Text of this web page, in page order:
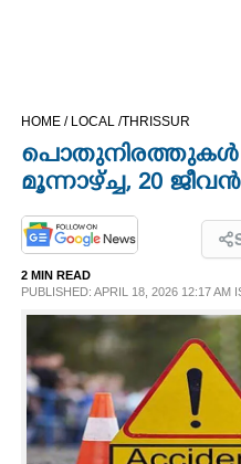
OPINION
SPIRITUAL
INFO+
HOME / LOCAL /THRISSUR
പൊതുനിരത്തുകൾ
മൂന്നാഴ്ച്ച, 20
2 MIN READ
PUBLISHED: APRIL 18, 2026 12:17 AM